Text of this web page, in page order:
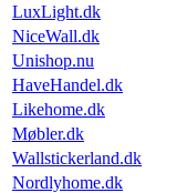
LuxLight.dk
NiceWall.dk
Unishop.nu
HaveHandel.dk
Likehome.dk
Møbler.dk
Wallstickerland.dk
Nordlyhome.dk